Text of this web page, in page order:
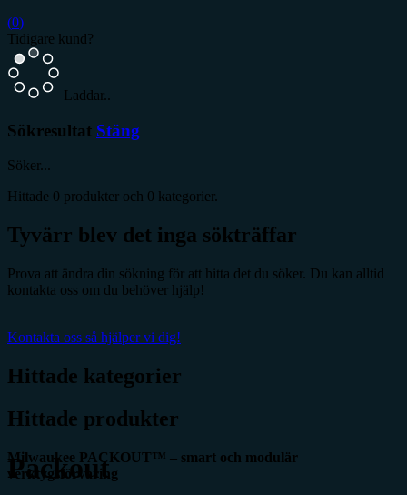
(0)
Tidigare kund?
Laddar..
Sökresultat Stäng
Söker...
Hittade 0 produkter och 0 kategorier.
Tyvärr blev det inga sökträffar
Prova att ändra din sökning för att hitta det du söker. Du kan alltid
kontakta oss om du behöver hjälp!
Kontakta oss så hjälper vi dig!
Hittade kategorier
Hittade produkter
Packout
Milwaukee PACKOUT™ – smart och modulär
verktygsförvaring